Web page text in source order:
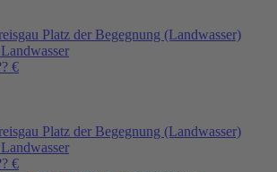
Platz der Begegnung (Landwasser)
€
Platz der Begegnung (Landwasser)
€